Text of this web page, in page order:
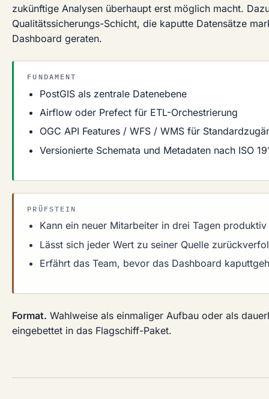
zukünftige Analysen überhaupt erst möglich macht.
Qualitätssicherungs-Schicht, die kaputte Datensätze
Dashboard geraten.
FUNDAMENT
PostGIS als zentrale Datenebene
Airflow oder Prefect für ETL-Orchestrierung
OGC API Features / WFS / WMS für
Versionierte Schemata und Metadaten nach ISO
PRÜFSTEIN
Kann ein neuer Mitarbeiter in drei Tagen
Lässt sich jeder Wert zu seiner Quelle
Erfährt das Team, bevor das Dashboard
Format. Wahlweise als einmaliger Aufbau oder als
eingebettet in das Flagschiff-Paket.